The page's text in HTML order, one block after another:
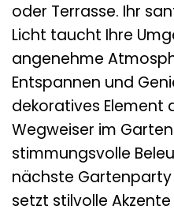
oder Terrasse. Ihr
Licht taucht Ihre
angenehme
Entspannen und
dekoratives Element
Wegweiser im
stimmungsvolle
nächste
setzt stilvolle